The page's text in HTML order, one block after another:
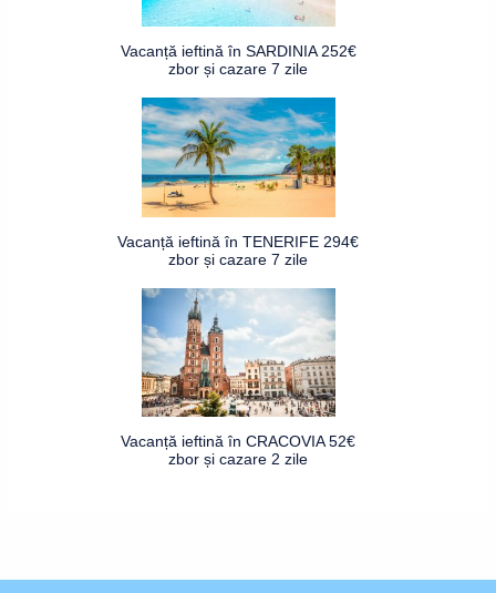
Vacanță ieftină în SARDINIA 252€
zbor și cazare 7 zile
Vacanță ieftină în TENERIFE 294€
zbor și cazare 7 zile
Vacanță ieftină în CRACOVIA 52€
zbor și cazare 2 zile